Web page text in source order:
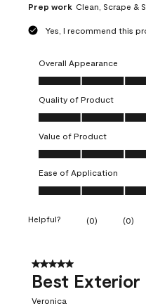
Prep work Clean, Scrape &
Yes, I recommend this
Overall Appearance
Overall Appearance, 5.0
Quality of Product
Quality of Product, 5.0 out
Value of Product
Value of Product, 3.0 out
Ease of Application
Ease of Application, 5.0
Helpful? (0) (0)
5 out of 5 stars.
Best Exterior
Veronica